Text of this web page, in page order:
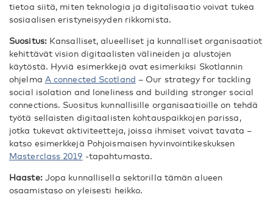
tietoa siitä, miten teknologia ja digitalisaatio voivat tukea
sosiaalisen eristyneisyyden rikkomista.
Suositus: Kansalliset, alueelliset ja kunnalliset organisaatiot
kehittävät vision digitaalisten välineiden ja alustojen
käytöstä. Hyviä esimerkkejä ovat esimerkiksi Skotlannin
ohjelma A connected Scotland – Our strategy for tackling
social isolation and loneliness and building stronger social
connections. Suositus kunnallisille organisaatioille on tehdä
työtä sellaisten digitaalisten kohtauspaikkojen parissa,
jotka tukevat aktiviteetteja, joissa ihmiset voivat tavata –
katso esimerkkejä Pohjoismaisen hyvinvointikeskuksen
Masterclass 2019 -tapahtumasta.
Haaste: Jopa kunnallisella sektorilla tämän alueen
osaamistaso on yleisesti heikko.